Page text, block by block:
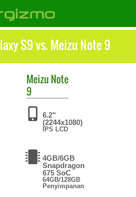
S9 vs. Meizu Note 9
Meizu Note
9
6.2"
(2244x1080)
IPS LCD
4GB/6GB
Snapdragon
675 SoC
64GB/128GB
Penyimpanan